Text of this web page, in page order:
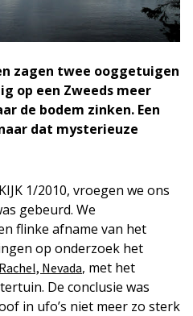
zagen twee ooggetuigen
op een Zweeds meer
de bodem zinken. Een
dat mysterieuze
1/2010, vroegen we ons
gebeurd. We
flinke afname van het
op onderzoek het
Rachel, Nevada, met het
De conclusie was
in ufo’s niet meer zo sterk